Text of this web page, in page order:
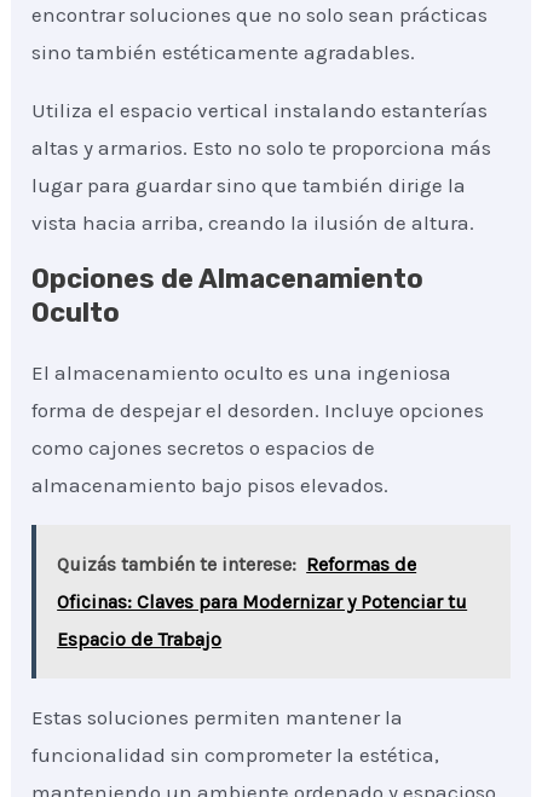
encontrar soluciones que no solo sean prácticas
sino también estéticamente agradables.
Utiliza el espacio vertical instalando estanterías
altas y armarios. Esto no solo te proporciona más
lugar para guardar sino que también dirige la
vista hacia arriba, creando la ilusión de altura.
Opciones de Almacenamiento
Oculto
El almacenamiento oculto es una ingeniosa
forma de despejar el desorden. Incluye opciones
como cajones secretos o espacios de
almacenamiento bajo pisos elevados.
Quizás también te interese: Reformas de
Oficinas: Claves para Modernizar y Potenciar tu
Espacio de Trabajo
Estas soluciones permiten mantener la
funcionalidad sin comprometer la estética,